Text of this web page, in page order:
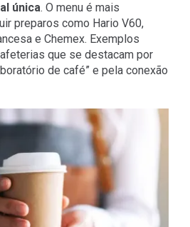
única. O menu é mais
preparos como Hario V60,
e Chemex. Exemplos
que se destacam por
de café” e pela conexão